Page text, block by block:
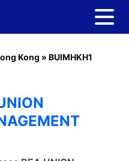
Kong » BUIMHKH1